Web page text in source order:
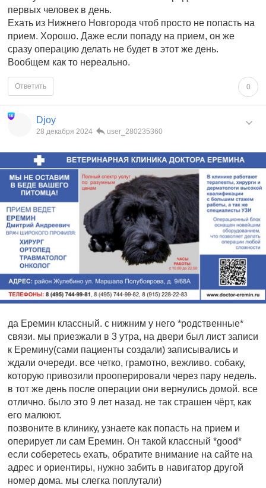
первых человек в день.
Ехать из Нижнего Новгорода чтоб просто не попасть на
прием. Хорошо. Даже если попаду на прием, он же
сразу операцию делать не будет в этот же день.
Вообщем как то нереально.
0
Ответить
Djoy
28 декабря 2024 user_280235360
да Еремин классный. с нижним у него *родственные*
связи. мы приезжали в 3 утра, на двери был лист записи
к Еремину(сами пациенты создали) записывались и
ждали очереди. все четко, грамотно, вежливо. собаку,
которую привозили прооперировали через пару недель.
в тот же день после операции они вернулись домой. все
отлично. было это 9 лет назад. не так страшен чёрт, как
его малюют.
позвоните в клинику, узнаете как попасть на прием и
оперирует ли сам Еремин. Он такой классный *good*
если соберетесь ехать, обратите внимание на сайте на
адрес и ориентиры, нужно забить в навигатор другой
номер дома. мы слегка поплутали)